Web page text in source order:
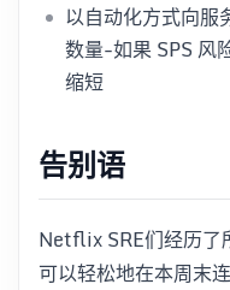
以自动化方式向服
数量-如果 SPS 风
缩短
告别语
Netflix SRE们经历了
可以轻松地在本周末